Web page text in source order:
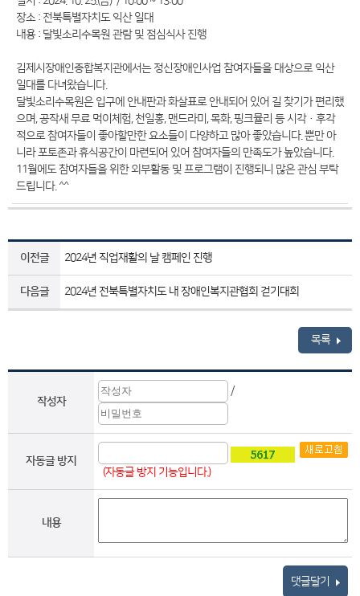
장소 : 전북특별자치도 익산 일대
내용 : 달빛소리수목원 관람 및 점심식사 진행
김제시장애인종합복지관에서는 정신장애인사업 참여자들을 대상으로 익산
일대를 다녀왔습니다.
달빛소리수목원은 입구에 안내판과 화살표로 안내되어 있어 길 찾기가 편리했
으며, 공작새 무료 먹이체험, 천일홍, 맨드라미, 목화, 핑크뮬리 등 시각·후각
적으로 참여자들이 좋아할만한 요소들이 다양하고 많아 좋았습니다. 뿐만 아
니라 포토존과 휴식공간이 마련되어 있어 참여자들의 만족도가 높았습니다.
11월에도 참여자들을 위한 외부활동 및 프로그램이 진행되니 많은 관심 부탁
드립니다. ^^
이전글 2024년 직업재활의 날 캠페인 진행
다음글 2024년 전북특별자치도 내 장애인복지관협회 걷기대회
목록
작성자
/
자동글 방지
(자동글 방지 기능입니다.)
내용
댓글달기